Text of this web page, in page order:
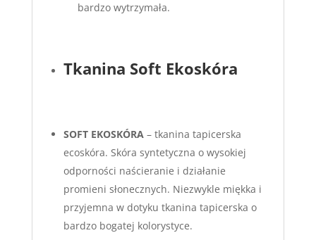
bardzo wytrzymała.
Tkanina Soft Ekoskóra
SOFT EKOSKÓRA– tkanina tapicerska
ecoskóra. Skóra syntetyczna o wysokiej
odporności naścieranie i działanie
promieni słonecznych. Niezwykle miękka i
przyjemna w dotyku tkanina tapicerska o
bardzo bogatej kolorystyce.